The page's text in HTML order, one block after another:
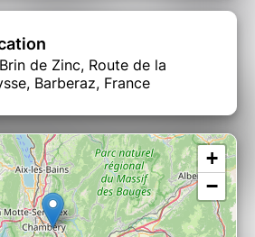
de Zinc, Route de la
Barberaz, France
+
−